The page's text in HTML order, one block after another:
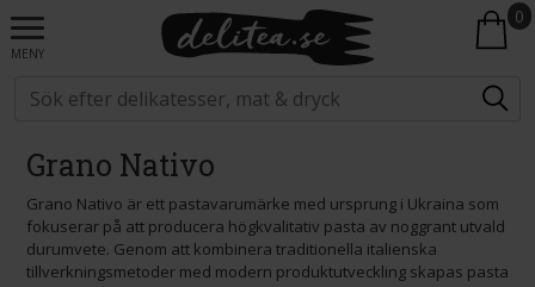
MENY
0
Grano Nativo
Grano Nativo är ett pastavarumärke med ursprung i Ukraina som
fokuserar på att producera högkvalitativ pasta av noggrant utvald
durumvete. Genom att kombinera traditionella italienska
tillverkningsmetoder med modern produktutveckling skapas pasta